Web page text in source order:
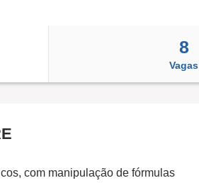
8
Vagas
com manipulação de fórmulas